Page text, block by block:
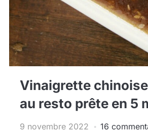
Vinaigrette
au resto prête en 5
9 novembre 2022 16